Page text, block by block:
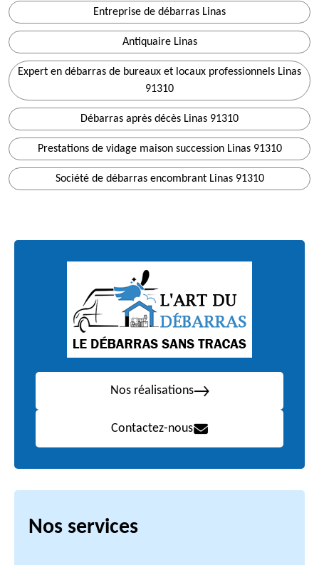
Entreprise de débarras Linas
Antiquaire Linas
Expert en débarras de bureaux et locaux professionnels Linas
91310
Débarras après décès Linas 91310
Prestations de vidage maison succession Linas 91310
Société de débarras encombrant Linas 91310
Nos réalisations
Contactez-nous
Nos services